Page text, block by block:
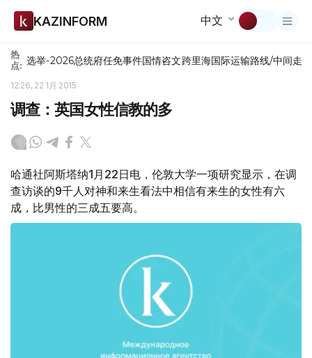
KAZINFORM 中文
热
点: 选举-2026总统府任免事件国情咨文跨里海国际运输路线/中间走廊
12:26, 22 1月 2015
调查：英国女性信教的多
哈通社阿斯塔纳1月22日电，伦敦大学一项研究显示，在调
查访谈的9千人对神和来生看法中相信有来生的女性有六
成，比男性的三成五要高。